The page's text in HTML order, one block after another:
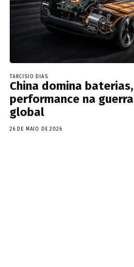
TARCISIO DIAS
China domina
performance na
global
26 DE MAIO DE 2026